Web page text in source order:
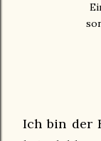
Ich bin der